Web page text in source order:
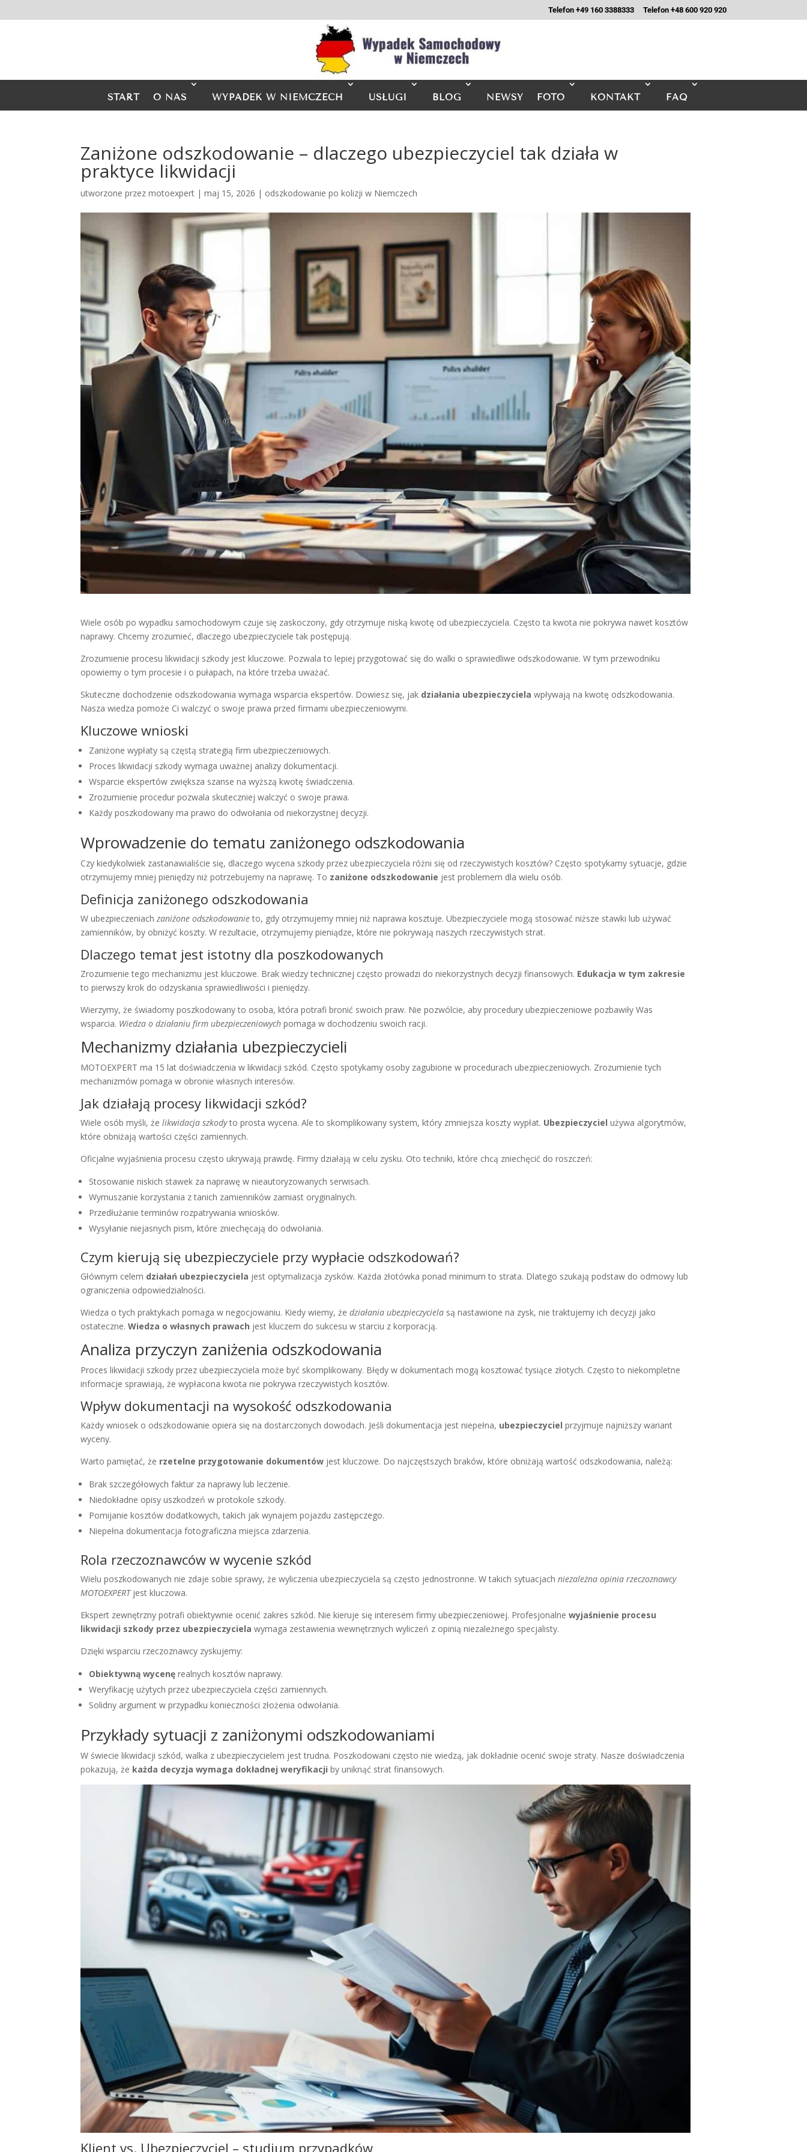
Telefon +49 160 3388333 Telefon +48 600 920 920
START O NAS WYPADEK W NIEMCZECH USŁUGI BLOG NEWSY FOTO KONTAKT FAQ
Zaniżone odszkodowanie – dlaczego ubezpieczyciel tak działa w
praktyce likwidacji
utworzone przezmotoexpert |maj 15, 2026 | odszkodowanie po kolizji w Niemczech
Wiele osób po wypadku samochodowym czuje się zaskoczony, gdy otrzymuje niską kwotę od ubezpieczyciela. Często ta kwota nie pokrywa nawet kosztów
naprawy. Chcemy zrozumieć, dlaczego ubezpieczyciele tak postępują.
Zrozumienie procesu likwidacji szkody jest kluczowe. Pozwala to lepiej przygotować się do walki o sprawiedliwe odszkodowanie. W tym przewodniku
opowiemy o tym procesie i o pułapach, na które trzeba uważać.
Skuteczne dochodzenie odszkodowania wymaga wsparcia ekspertów. Dowiesz się, jak działania ubezpieczyciela wpływają na kwotę odszkodowania.
Nasza wiedza pomoże Ci walczyć o swoje prawa przed firmami ubezpieczeniowymi.
Kluczowe wnioski
Zaniżone wypłaty są częstą strategią firm ubezpieczeniowych.
Proces likwidacji szkody wymaga uważnej analizy dokumentacji.
Wsparcie ekspertów zwiększa szanse na wyższą kwotę świadczenia.
Zrozumienie procedur pozwala skuteczniej walczyć o swoje prawa.
Każdy poszkodowany ma prawo do odwołania od niekorzystnej decyzji.
Wprowadzenie do tematu zaniżonego odszkodowania
Czy kiedykolwiek zastanawialiście się, dlaczego wycena szkody przez ubezpieczyciela różni się od rzeczywistych kosztów? Często spotykamy sytuacje, gdzie
otrzymujemy mniej pieniędzy niż potrzebujemy na naprawę. To zaniżone odszkodowanie jest problemem dla wielu osób.
Definicja zaniżonego odszkodowania
W ubezpieczeniachzaniżone odszkodowanieto, gdy otrzymujemy mniej niż naprawa kosztuje. Ubezpieczyciele mogą stosować niższe stawki lub używać
zamienników, by obniżyć koszty. W rezultacie, otrzymujemy pieniądze, które nie pokrywają naszych rzeczywistych strat.
Dlaczego temat jest istotny dla poszkodowanych
Zrozumienie tego mechanizmu jest kluczowe. Brak wiedzy technicznej często prowadzi do niekorzystnych decyzji finansowych. Edukacja w tym zakresie
to pierwszy krok do odzyskania sprawiedliwości i pieniędzy.
Wierzymy, że świadomy poszkodowany to osoba, która potrafi bronić swoich praw. Nie pozwólcie, aby procedury ubezpieczeniowe pozbawiły Was
wsparcia. Wiedza o działaniu firm ubezpieczeniowych pomaga w dochodzeniu swoich racji.
Mechanizmy działania ubezpieczycieli
MOTOEXPERT ma 15 lat doświadczenia w likwidacji szkód. Często spotykamy osoby zagubione w procedurach ubezpieczeniowych. Zrozumienie tych
mechanizmów pomaga w obronie własnych interesów.
Jak działają procesy likwidacji szkód?
Wiele osób myśli, żelikwidacja szkodyto prosta wycena. Ale to skomplikowany system, który zmniejsza koszty wypłat. Ubezpieczyciel używa algorytmów,
które obniżają wartości części zamiennych.
Oficjalne wyjaśnienia procesu często ukrywają prawdę. Firmy działają w celu zysku. Oto techniki, które chcą zniechęcić do roszczeń:
Stosowanie niskich stawek za naprawę w nieautoryzowanych serwisach.
Wymuszanie korzystania z tanich zamienników zamiast oryginalnych.
Przedłużanie terminów rozpatrywania wniosków.
Wysyłanie niejasnych pism, które zniechęcają do odwołania.
Czym kierują się ubezpieczyciele przy wypłacie odszkodowań?
Głównym celem działań ubezpieczyciela jest optymalizacja zysków. Każda złotówka ponad minimum to strata. Dlatego szukają podstaw do odmowy lub
ograniczenia odpowiedzialności.
Wiedza o tych praktykach pomaga w negocjowaniu. Kiedy wiemy, żedziałania ubezpieczyciela są nastawione na zysk, nie traktujemy ich decyzji jako
ostateczne.Wiedza o własnych prawach jest kluczem do sukcesu w starciu z korporacją.
Analiza przyczyn zaniżenia odszkodowania
Proces likwidacji szkody przez ubezpieczyciela może być skomplikowany. Błędy w dokumentach mogą kosztować tysiące złotych. Często to niekompletne
informacje sprawiają, że wypłacona kwota nie pokrywa rzeczywistych kosztów.
Wpływ dokumentacji na wysokość odszkodowania
Każdy wniosek o odszkodowanie opiera się na dostarczonych dowodach. Jeśli dokumentacja jest niepełna, ubezpieczyciel przyjmuje najniższy wariant
wyceny.
Warto pamiętać, że rzetelne przygotowanie dokumentów jest kluczowe. Do najczęstszych braków, które obniżają wartość odszkodowania, należą:
Brak szczegółowych faktur za naprawy lub leczenie.
Niedokładne opisy uszkodzeń w protokole szkody.
Pomijanie kosztów dodatkowych, takich jak wynajem pojazdu zastępczego.
Niepełna dokumentacja fotograficzna miejsca zdarzenia.
Rola rzeczoznawców w wycenie szkód
Wielu poszkodowanych nie zdaje sobie sprawy, że wyliczenia ubezpieczyciela są często jednostronne. W takich sytuacjachniezależna opinia rzeczoznawcy
MOTOEXPERTjest kluczowa.
Ekspert zewnętrzny potrafi obiektywnie ocenić zakres szkód. Nie kieruje się interesem firmy ubezpieczeniowej. Profesjonalnewyjaśnienie procesu
likwidacji szkody przez ubezpieczyciela wymaga zestawienia wewnętrznych wyliczeń z opinią niezależnego specjalisty.
Dzięki wsparciu rzeczoznawcy zyskujemy:
Obiektywną wycenę realnych kosztów naprawy.
Weryfikację użytych przez ubezpieczyciela części zamiennych.
Solidny argument w przypadku konieczności złożenia odwołania.
Przykłady sytuacji z zaniżonymi odszkodowaniami
W świecie likwidacji szkód, walka z ubezpieczycielem jest trudna. Poszkodowani często nie wiedzą, jak dokładnie ocenić swoje straty. Nasze doświadczenia
pokazują, że każda decyzja wymaga dokładnej weryfikacji by uniknąć strat finansowych.
Klient vs. Ubezpieczyciel – studium przypadków